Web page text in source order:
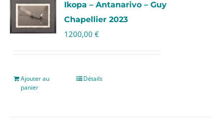
Ikopa – Antanarivo – Guy
Chapellier 2023
1200,00€
Ajouter au
panier
Détails